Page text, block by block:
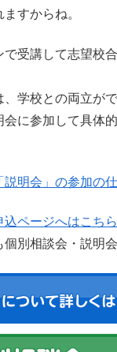
すからね。
で受講して志望校
学校との両立が
に参加して具体
明会」の参加の
ページへはこちら
別相談会・説明